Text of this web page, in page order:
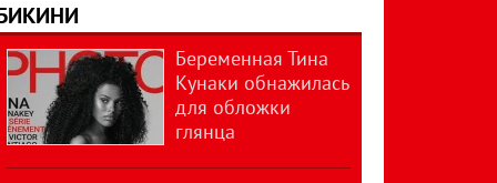
Беременная Тина
Кунаки обнажилась
для обложки
глянца